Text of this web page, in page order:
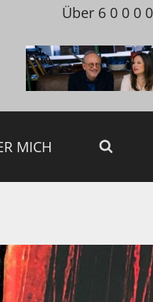
Über 6 0 0 0
MICH